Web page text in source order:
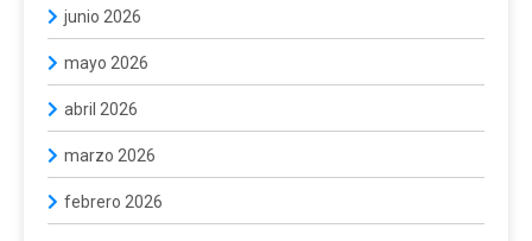
junio 2026
mayo 2026
abril 2026
marzo 2026
febrero 2026